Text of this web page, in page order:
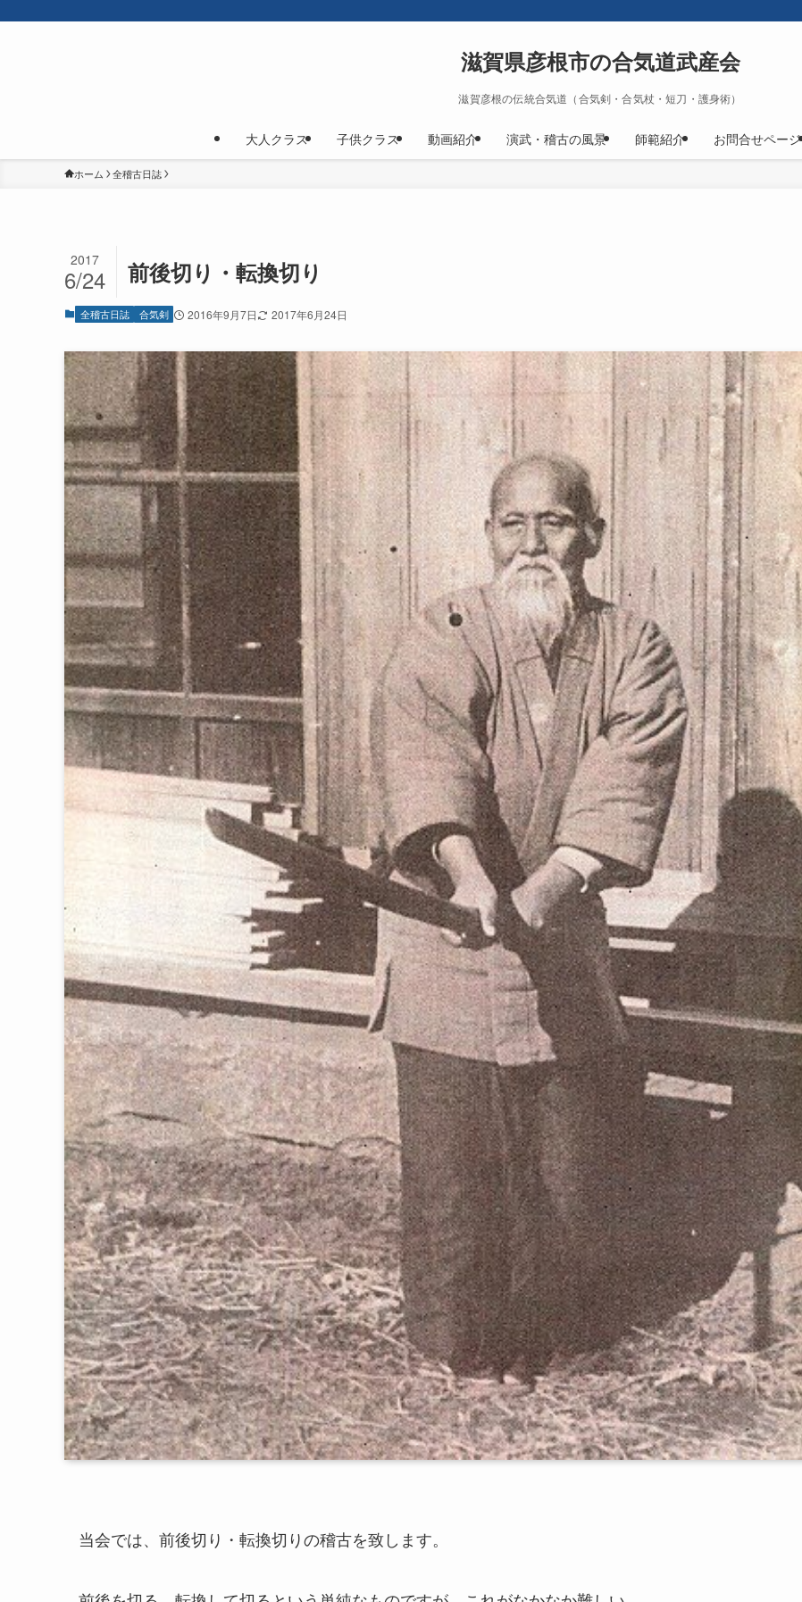
滋賀県彦根市の合気道武産会
滋賀彦根の伝統合気道（合気剣・合気杖・短刀・護身術）
大人クラス 子供クラス 動画紹介 演武・稽古の風景 師範紹介 お問合せページ
ホーム 全稽古日誌
前後切り・転換切り
2017
6/24
全稽古日誌 合気剣 2016年9月7日 2017年6月24日
当会では、前後切り・転換切りの稽古を致します。